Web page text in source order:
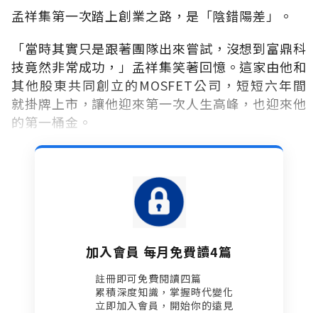
孟祥集第一次踏上創業之路，是「陰錯陽差」。
「當時其實只是跟著團隊出來嘗試，沒想到富鼎科
技竟然非常成功，」孟祥集笑著回憶。這家由他和
其他股東共同創立的MOSFET公司，短短六年間
就掛牌上市，讓他迎來第一次人生高峰，也迎來他
的第一桶金。
加入會員 每月免費讀4篇
註冊即可免費閱讀四篇​
累積深度知識，掌握時代變化​
立即加入會員，開始你的遠見